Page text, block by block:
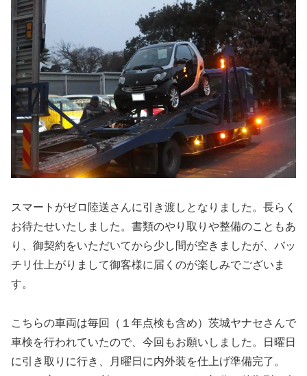
スマートがゼロ陸送さんに引き渡しとなりました。長らく
お待たせいたしました。書類のやり取りや整備のこともあ
り、御契約をいただいてから少し間が空きましたが、バッ
チリ仕上がりまして御客様に届くのが楽しみでございま
す。
こちらの車両は毎回（１年点検も含め）茨城ヤナセさんで
車検を行われていたので、今回もお願いしました。日曜日
に引き取りに行き、月曜日に内外装を仕上げ準備完了。